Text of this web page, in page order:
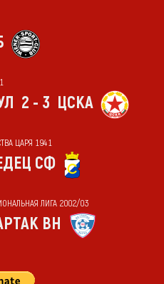
2 - 3 ЦСКА
ЦАРЯ 1941
СФ
ЛИГА 2002/03
ВН